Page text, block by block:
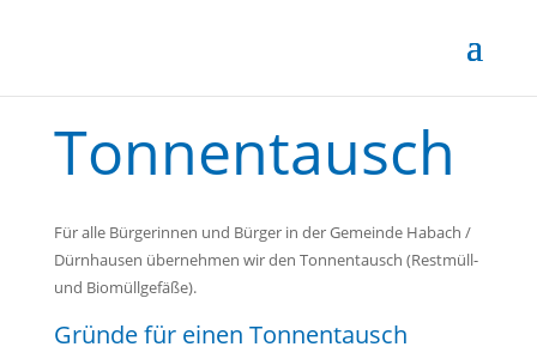
Tonnentausch
Für alle Bürgerinnen und Bürger in der Gemeinde Habach /
Dürnhausen übernehmen wir den Tonnentausch (Restmüll-
und Biomüllgefäße).
Gründe für einen Tonnentausch